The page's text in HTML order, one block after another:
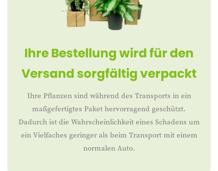
Ihre Bestellung wird für den
Versand sorgfältig verpackt
Ihre Pflanzen sind während des Transports in ein
maßgefertigtes Paket hervorragend geschützt.
Dadurch ist die Wahrscheinlichkeit eines Schadens um
ein Vielfaches geringer als beim Transport mit einem
normalen Auto.